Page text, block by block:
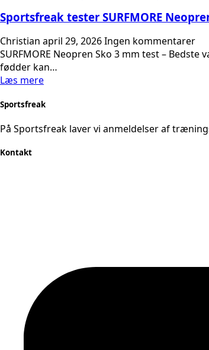
Sportsfreak tester SURFMORE
Christian april 29, 2026Ingen kommentarer
SURFMORE Neopren Sko 3 mm test –
fødder kan…
Læs mere
Sportsfreak
På Sportsfreak laver vi anmeldelser af
Kontakt